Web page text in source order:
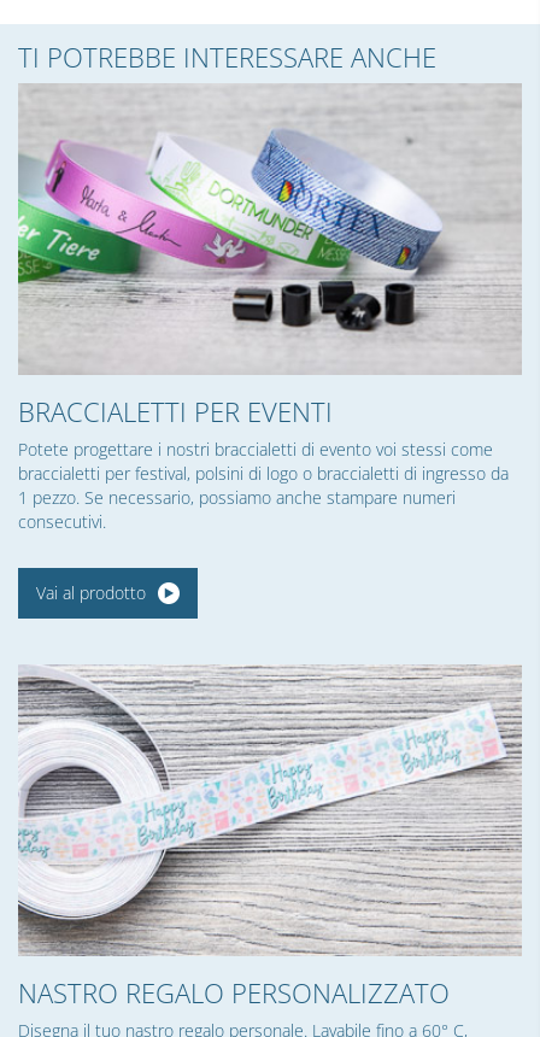
TI POTREBBE INTERESSARE ANCHE
BRACCIALETTI PER EVENTI
Potete progettare i nostri braccialetti di evento voi stessi come
braccialetti per festival, polsini di logo o braccialetti di ingresso da
1 pezzo. Se necessario, possiamo anche stampare numeri
consecutivi.
Vai al prodotto
NASTRO REGALO PERSONALIZZATO
Disegna il tuo nastro regalo personale. Lavabile fino a 60° C,